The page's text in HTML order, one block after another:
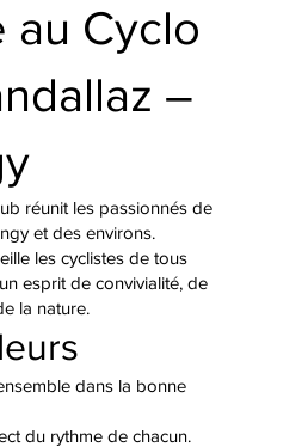
au Cyclo
–
réunit les passionnés de
et des environs.
les cyclistes de tous
esprit de convivialité, de
la nature.
dans la bonne
du rythme de chacun.